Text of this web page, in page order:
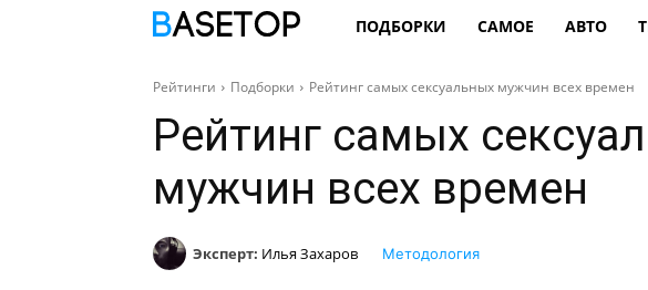
ПОДБОРКИ САМОЕ АВТО
Рейтинги Подборки Рейтинг самых сексуальных мужчин всех времен
Рейтинг самых
мужчин всех времен
Эксперт: Илья Захаров Методология